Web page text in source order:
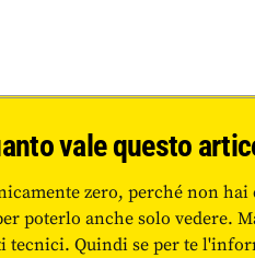
vale questo
zero, perché non
poterlo anche solo vedere.
tecnici. Quindi se per te